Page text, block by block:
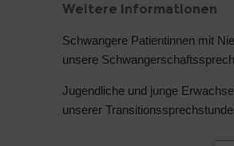
Weitere Informationen
Schwangere Patientinnen mit
unsere
Jugendliche und junge
unserer